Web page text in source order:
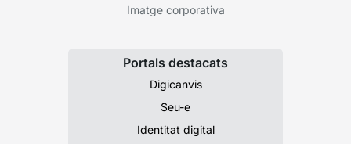
Imatge corporativa
Portals destacats
Digicanvis
Seu-e
Identitat digital